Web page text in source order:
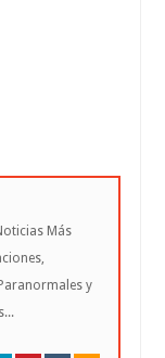
Más
y